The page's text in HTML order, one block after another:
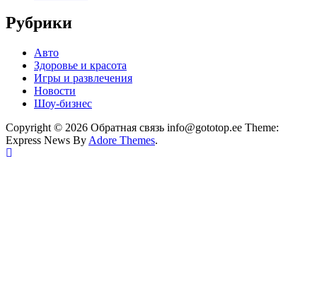
Рубрики
Авто
Здоровье и красота
Игры и развлечения
Новости
Шоу-бизнес
Copyright © 2026 Обратная связь info@gototop.ee Theme:
Express News By Adore Themes.